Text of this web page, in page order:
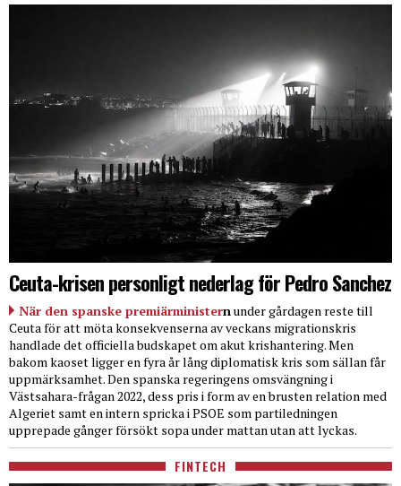
Ceuta-krisen personligt nederlag för Pedro Sanchez
När den spanske premiärministern under gårdagen reste till
Ceuta för att möta konsekvenserna av veckans migrationskris
handlade det officiella budskapet om akut krishantering. Men
bakom kaoset ligger en fyra år lång diplomatisk kris som sällan får
uppmärksamhet. Den spanska regeringens omsvängning i
Västsahara-frågan 2022, dess pris i form av en brusten relation med
Algeriet samt en intern spricka i PSOE som partiledningen
upprepade gånger försökt sopa under mattan utan att lyckas.
FINTECH